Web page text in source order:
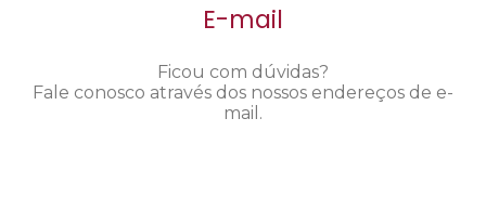
E-mail
Ficou com dúvidas?
Fale conosco através dos nossos endereços de e-
mail.